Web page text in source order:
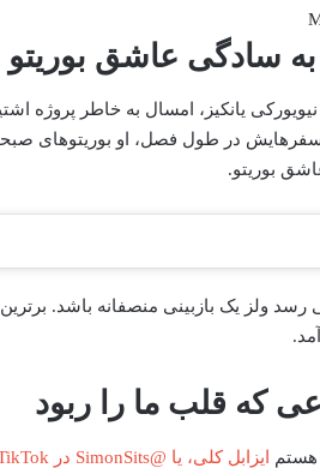
یانکیز، امسال به خاطر پروژه
در طول فصل، او بوریتوهای
بوریتو.
رسد ولز یک بازبینی منصفانه باشد.
هستم ایزابل کلی، یا @SimonSits در TikTok